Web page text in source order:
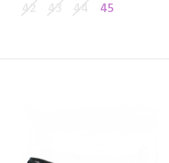
42 43 44 45